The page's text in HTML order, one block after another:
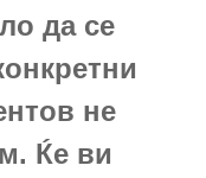
да се
не
Ќе ви